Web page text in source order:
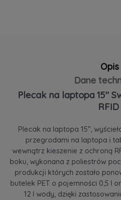
Opis
Dane
Plecak na laptopa 15"
RFID
Plecak na laptopa 15”,
przegrodami na laptopa i
wewnątrz kieszenie z ochroną
boku, wykonana z poliestrów
produkcji których zostało
butelek PET o pojemności 0,5 l
12 l wody, dzięki